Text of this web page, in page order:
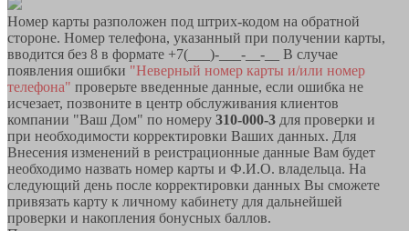
Номер карты разположен под штрих-кодом на обратной
стороне. Номер телефона, указанный при получении карты,
вводится без 8 в формате +7(___)-___-__-__ В случае
появления ошибки "Неверный номер карты и/или номер
телефона" проверьте введенные данные, если ошибка не
исчезает, позвоните в центр обслуживания клиентов
компании "Ваш Дом" по номеру 310-000-3 для проверки и
при необходимости корректировки Ваших данных. Для
Внесения изменений в реистрационные данные Вам будет
необходимо назвать номер карты и Ф.И.О. владельца. На
следующий день после корректировки данных Вы сможете
привязать карту к личному кабинету для дальнейшей
проверки и накопления бонусных баллов.